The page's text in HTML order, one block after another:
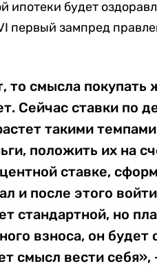
ипотеки будет
первый зампред
то смысла покупать
Сейчас ставки по
такими
положить их на
ставке,
и после этого
стандартной, но
взноса, он
смысл вести